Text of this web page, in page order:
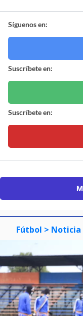
Síguenos en:
Suscríbete en:
Suscríbete en:
Fútbol > Noticia